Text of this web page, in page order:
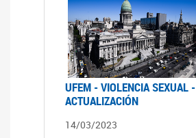
UFEM - VIOLENCIA SEXUAL -
ACTUALIZACIÓN
14/03/2023